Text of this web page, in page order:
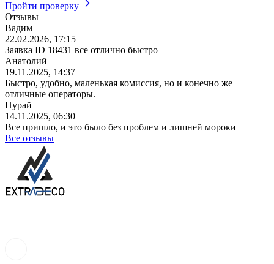
Пройти проверку
Отзывы
Вадим
22.02.2026, 17:15
Заявка ID 18431 все отлично быстро
Анатолий
19.11.2025, 14:37
Быстро, удобно, маленькая комиссия, но и конечно же
отличные операторы.
Нурай
14.11.2025, 06:30
Все пришло, и это было без проблем и лишней мороки
Все отзывы